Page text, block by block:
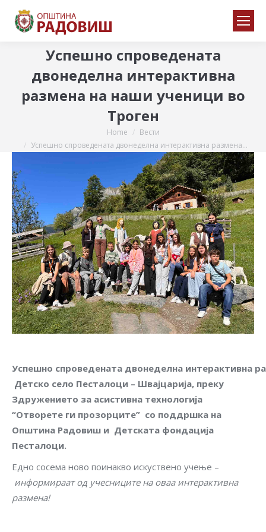
Успешно спроведената
двонеделна интерактивна
размена на наши ученици во
Троген
Home
Вести
Успешно спроведената двонеделна интерактивна размена…
Успешно спроведената двонеделна интерактивна
Детско село Песталоци – Швајцарија, преку
Здружението за асистивна технологија
“Отворете ги прозорците” со поддршка на
Општина Радовиш и Детската фондација
Песталоци.
Едно сосема ново поинакво искуствено учење –
информираат од учесниците на оваа интерактивна
размена!